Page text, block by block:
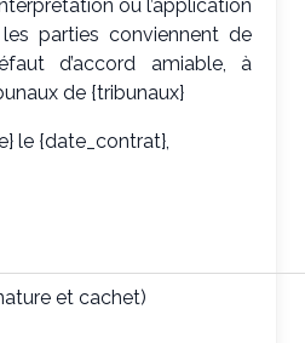
ou l’application
parties conviennent de
d’accord amiable, à
de {tribunaux}
le {date_contrat},
et cachet)